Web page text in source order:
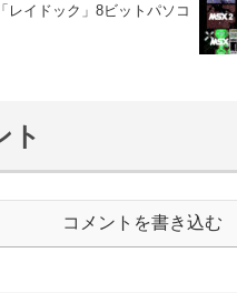
レイドック」8ビットパソコ
ト
コメントを書き込む